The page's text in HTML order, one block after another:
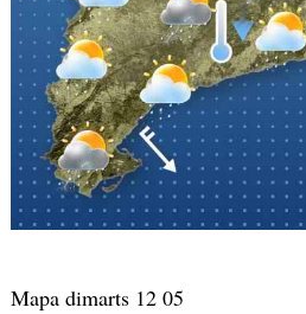
Mapa dimarts 12 05